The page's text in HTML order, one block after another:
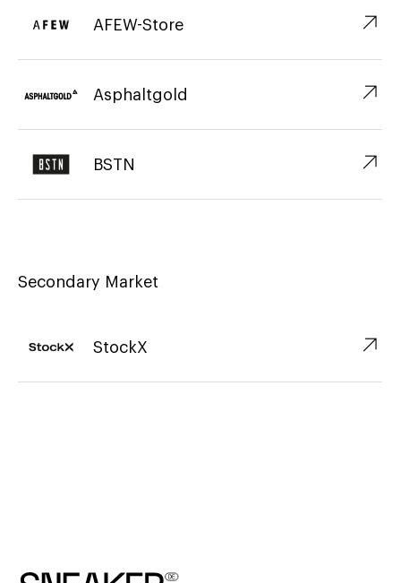
AFEW-Store ↗︎
Asphaltgold ↗︎
BSTN ↗︎
Secondary Market
StockX ↗︎